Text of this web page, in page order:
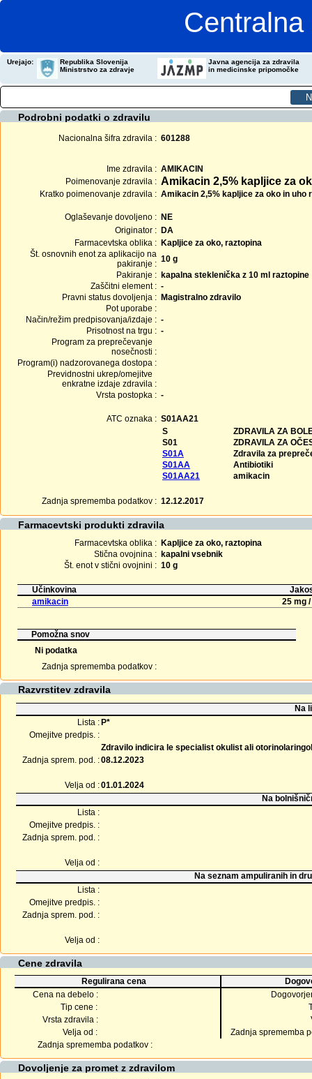
Urejajo:
Republika Slovenija
Ministrstvo za zdravje
Javna agencija za zdravila
in medicinske pripomočke
Podrobni podatki o zdravilu
Nacionalna šifra zdravila : 601288
Ime zdravila : AMIKACIN
Poimenovanje zdravila : Amikacin 2,5% kapljice za
Kratko poimenovanje zdravila : Amikacin 2,5% kapljice za oko in uho
Oglaševanje dovoljeno : NE
Originator : DA
Farmacevtska oblika : Kapljice za oko, raztopina
Št. osnovnih enot za aplikacijo na
pakiranje : 10 g
Pakiranje : kapalna steklenička z 10 ml raztopine
Zaščitni element : -
Pravni status dovoljenja : Magistralno zdravilo
Pot uporabe :
Način/režim predpisovanja/izdaje : -
Prisotnost na trgu : -
Program za preprečevanje
nosečnosti :
Program(i) nadzorovanega dostopa :
Previdnostni ukrep/omejitve
enkratne izdaje zdravila :
Vrsta postopka : -
ATC oznaka : S01AA21
S
ZDRAVILA ZA
S01
ZDRAVILA ZA
S01A
Zdravila za
S01AA
Antibiotiki
S01AA21
amikacin
Zadnja sprememba podatkov : 12.12.2017
Farmacevtski produkti zdravila
Farmacevtska oblika : Kapljice za oko, raztopina
Stična ovojnina : kapalni vsebnik
Št. enot v stični ovojnini : 10 g
Učinkovina
amikacin
25 mg /
Pomožna snov
Ni podatka
Zadnja sprememba podatkov :
Razvrstitev zdravila
Na
Lista : P*
Omejitve predpis. :
Zdravilo indicira le specialist okulist ali
Zadnja sprem. pod. :08.12.2023
Velja od :01.01.2024
Na
Lista :
Omejitve predpis. :
Zadnja sprem. pod. :
Velja od :
Na seznam ampuliranih in
Lista :
Omejitve predpis. :
Zadnja sprem. pod. :
Velja od :
Cene zdravila
Regulirana cena
Cena na debelo :
Tip cene :
Vrsta zdravila :
Velja od :
Zadnja sprememba
Zadnja sprememba podatkov :
Dovoljenje za promet z zdravilom